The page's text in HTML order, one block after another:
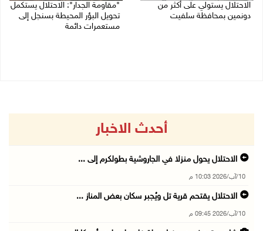
الاحتلال يستولي على أكثر من
دونمين بمحافظة سلفيت
"مقاومة الجدار": الاحتلال يستكمل
تحويل البؤر المحيطة بسنجل إلى
مستعمرات دائمة
أحدث الاخبار
الاحتلال يحول منزلا في الجاروشية بطولكرم إلى ...
10/آب/2026 10:03 م
الاحتلال يقتحم قرية تل ويُجبر سكان بعض المناز ...
10/آب/2026 09:45 م